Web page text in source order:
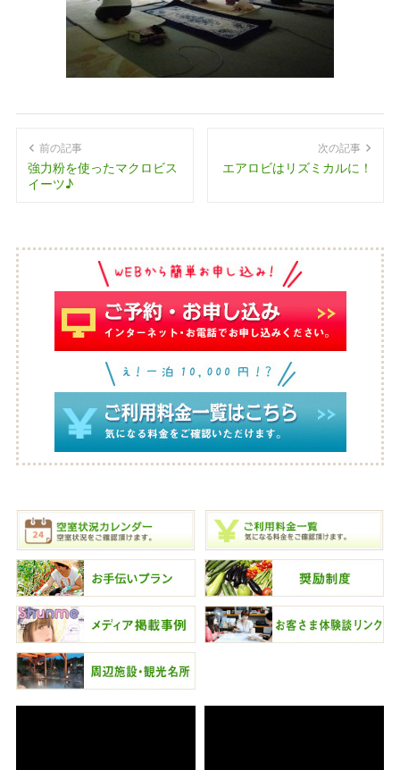
前の記事
強力粉を使ったマクロビス
イーツ♪
次の記事
エアロビはリズミカルに！